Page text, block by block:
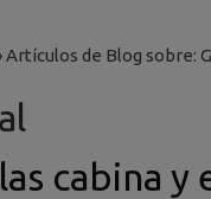
Artículos de Blog sobre:
cabina y